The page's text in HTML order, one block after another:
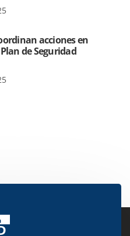
acciones en
de Seguridad